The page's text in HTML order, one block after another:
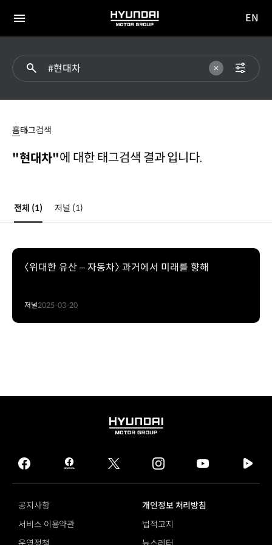
전체
HYUNDAI
MOTOR
이동
EN
홈태그검색
"현대차"에 대한 태그검색 결과 입니다.
전체 (1) 저널 (1)
〈위대한 유산 – 자동차〉 과거에서 미래를 향해
저널2025-03-20
HYUNDAI
GROUP
facebook
hmg
journal
twitter instagram
tv
공지사항
개인정보 처리방침
서비스 이용약관
법적고지